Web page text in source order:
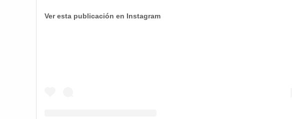
Ver esta publicación en Instagram